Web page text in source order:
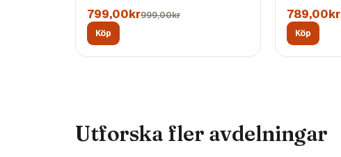
799,00kr999,00kr
Köp
789,00kr
Köp
Utforska fler avdelningar